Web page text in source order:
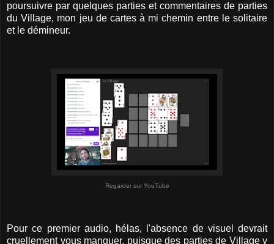
poursuivre par quelques parties et commentaires de parties
du Village, mon jeu de cartes à mi chemin entre le solitaire
et le démineur.
Regarder sur YouTube
Pour ce premier audio, hélas, l'absence de visuel devrait
cruellement vous manquer, puisque des parties de Village y